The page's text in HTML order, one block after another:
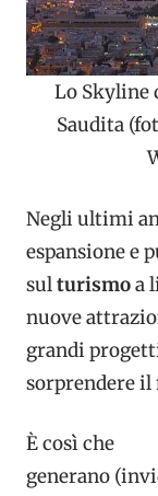
Lo Skyline
Saudita
Negli ultimi
espansione e
sulturismoa
nuove
grandi
sorprendere il
È così che
generano